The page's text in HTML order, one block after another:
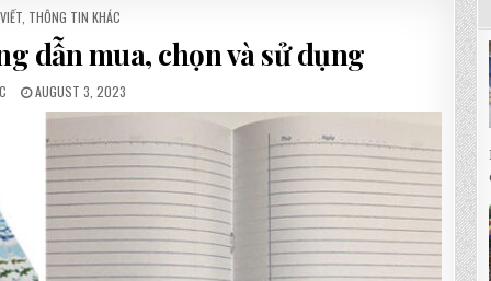
THÔNG TIN KHÁC
dẫn mua, chọn và sử dụng
AUGUST 3, 2023